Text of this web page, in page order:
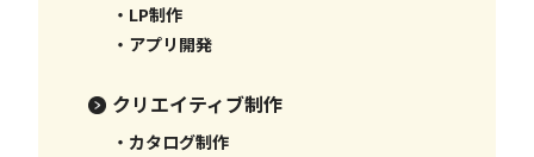
・LP制作
・アプリ開発
クリエイティブ制作
・カタログ制作